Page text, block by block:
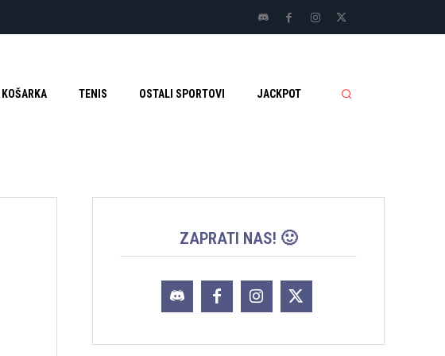
KOŠARKA TENIS OSTALI SPORTOVI JACKPOT
ZAPRATI NAS! 🙂